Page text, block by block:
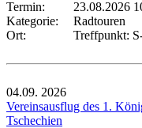
Termin:
23.08.2026
Kategorie:
Radtouren
Ort:
Treffpunkt:
04.09. 2026
Vereinsausflug des 1.
Tschechien